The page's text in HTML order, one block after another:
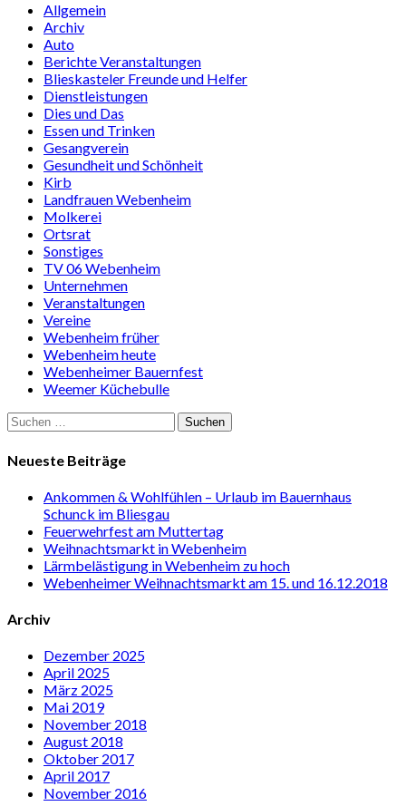
Allgemein
Archiv
Auto
Berichte Veranstaltungen
Blieskasteler Freunde und Helfer
Dienstleistungen
Dies und Das
Essen und Trinken
Gesangverein
Gesundheit und Schönheit
Kirb
Landfrauen Webenheim
Molkerei
Ortsrat
Sonstiges
TV 06 Webenheim
Unternehmen
Veranstaltungen
Vereine
Webenheim früher
Webenheim heute
Webenheimer Bauernfest
Weemer Küchebulle
Suchen
nach:
Neueste Beiträge
Ankommen & Wohlfühlen – Urlaub im Bauernhaus
Schunck im Bliesgau
Feuerwehrfest am Muttertag
Weihnachtsmarkt in Webenheim
Lärmbelästigung in Webenheim zu hoch
Webenheimer Weihnachtsmarkt am 15. und 16.12.2018
Archiv
Dezember 2025
April 2025
März 2025
Mai 2019
November 2018
August 2018
Oktober 2017
April 2017
November 2016